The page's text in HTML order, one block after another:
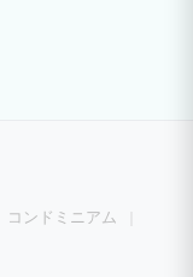
コンドミニアム